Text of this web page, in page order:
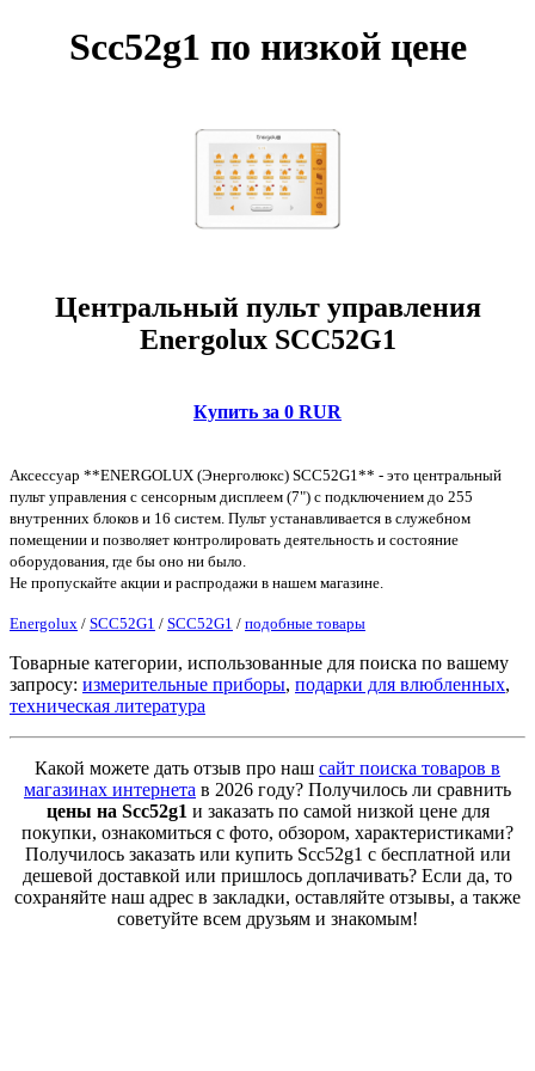
Scc52g1 по низкой цене
Центральный пульт управления
Energolux SCC52G1
Купить за 0 RUR
Аксессуар **ENERGOLUX (Энерголюкс) SCC52G1** - это центральный
пульт управления с сенсорным дисплеем (7") с подключением до 255
внутренних блоков и 16 систем. Пульт устанавливается в служебном
помещении и позволяет контролировать деятельность и состояние
оборудования, где бы оно ни было.
Не пропускайте акции и распродажи в нашем магазине.
Energolux / SCC52G1 / SCC52G1 / подобные товары
Товарные категории, использованные для поиска по вашему
запросу: измерительные приборы, подарки для влюбленных,
техническая литература
Какой можете дать отзыв про наш сайт поиска товаров в
магазинах интернета в 2026 году? Получилось ли сравнить
цены на Scc52g1 и заказать по самой низкой цене для
покупки, ознакомиться с фото, обзором, характеристиками?
Получилось заказать или купить Scc52g1 с бесплатной или
дешевой доставкой или пришлось доплачивать? Если да, то
сохраняйте наш адрес в закладки, оставляйте отзывы, а также
советуйте всем друзьям и знакомым!